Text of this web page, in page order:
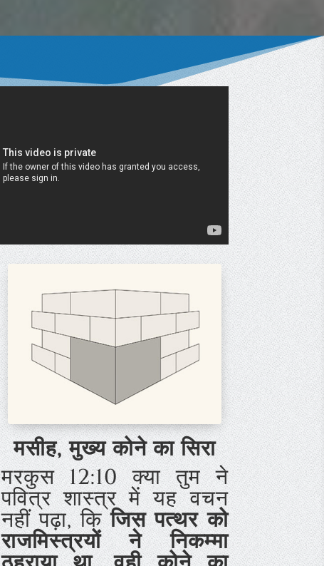
मसीह,मुख्य कोनेका सिरा
मरकुस 12:10 क्या तुम ने
पवित्र शास्त्र में यह वचन
नहीं पढ़ा, किजिस पत्थर को
राजमिस्त्रयों ने निकम्मा